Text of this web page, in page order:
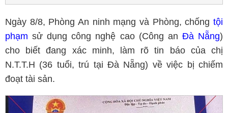
Ngày 8/8, Phòng An ninh mạng và Phòng, chống tội
phạm sử dụng công nghệ cao (Công an Đà Nẵng)
cho biết đang xác minh, làm rõ tin báo của chị
N.T.T.H (36 tuổi, trú tại Đà Nẵng) về việc bị chiếm
đoạt tài sản.